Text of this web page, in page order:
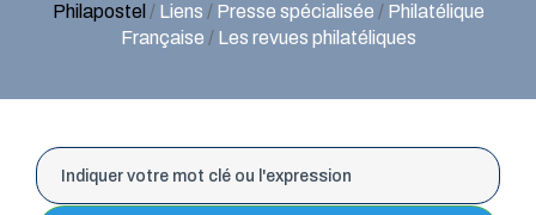
Philapostel / Liens / Presse spécialisée / Philatélique
Française / Les revues philatéliques